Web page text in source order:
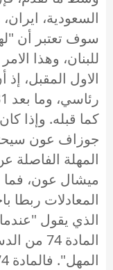
السعودية،
سوف تعتبر أن
الاول المقبل،
كما قبله. وإذا
جوزاف عون
المهلة الفاصلة
المعادلات ربطا
الذي يقول
المادة